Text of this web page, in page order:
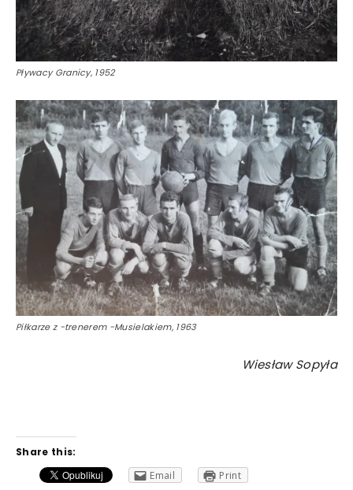
Pływacy Granicy, 1952
Piłkarze z -trenerem -Musielakiem, 1963
Wiesław Sopyła
Share this:
Email
Print